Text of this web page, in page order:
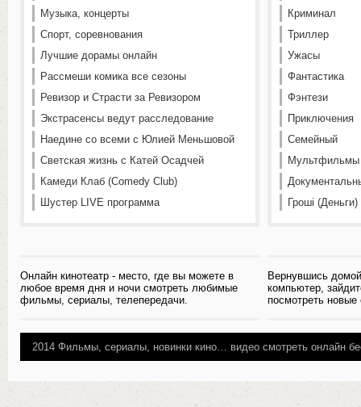
Музыка, концерты
Спорт, соревнования
Лучшие дорамы онлайн
Рассмеши комика все сезоны
Ревизор и Страсти за Ревизором
Экстрасенсы ведут расследование
Наедине со всеми с Юлией Меньшовой
Светская жизнь с Катей Осадчей
Камеди Клаб (Comedy Club)
Шустер LIVE программа
Онлайн кинотеатр - место, где вы можете в
любое время дня и ночи смотреть любимые
фильмы, сериалы, телепередачи.
Криминал
Триллер
Ужасы
Фантастика
Фэнтези
Приключения
Семейный
Мультфильмы
Гроші
Вернувшись
компьютер,
посмотреть
2014 Фильмы, сериалы, новинки кино… видео смотреть онлайн